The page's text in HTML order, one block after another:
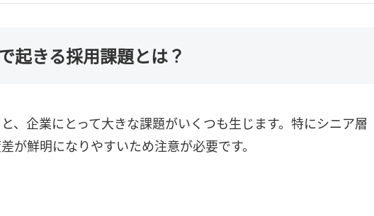
起きる採用課題とは？
、企業にとって大きな課題がいくつも生じます。特にシニア層
が鮮明になりやすいため注意が必要です。